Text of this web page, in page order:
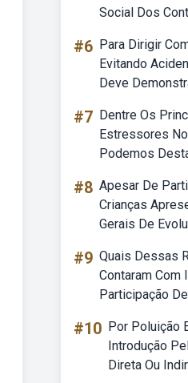
Social Dos
#6 Para Dirigir
Evitando
Deve
#7 Dentre Os
Estressores
Podemos
#8 Apesar De
Crianças
Gerais De
#9 Quais Dessas
Contaram Com
Participação
#10 Por Poluição
Introdução
Direta Ou